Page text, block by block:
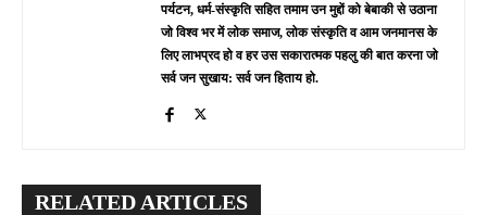
पर्यटन, धर्म-संस्कृति सहित तमाम उन मुद्दों को बेबाकी से उठाना
जो विश्व भर में लोक समाज, लोक संस्कृति व आम जनमानस के
लिए लाभप्रद हो व हर उस सकारात्मक पहलु की बात करना जो
सर्व जन सुखाय: सर्व जन हिताय हो.
RELATED ARTICLES